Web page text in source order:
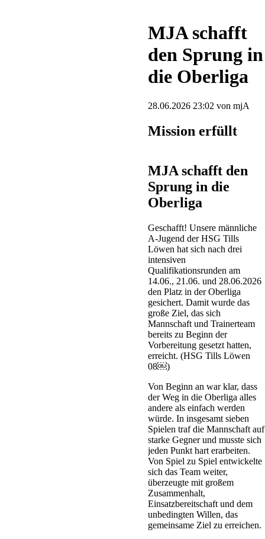
MJA schafft
den Sprung in
die Oberliga
28.06.2026 23:02 von mjA
Mission erfüllt
MJA schafft den
Sprung in die
Oberliga
Geschafft! Unsere männliche
A-Jugend der HSG Tills
Löwen hat sich nach drei
intensiven
Qualifikationsrunden am
14.06., 21.06. und 28.06.2026
den Platz in der Oberliga
gesichert. Damit wurde das
große Ziel, das sich
Mannschaft und Trainerteam
bereits zu Beginn der
Vorbereitung gesetzt hatten,
erreicht. (HSG Tills Löwen
08⁠￼)
Von Beginn an war klar, dass
der Weg in die Oberliga alles
andere als einfach werden
würde. In insgesamt sieben
Spielen traf die Mannschaft auf
starke Gegner und musste sich
jeden Punkt hart erarbeiten.
Von Spiel zu Spiel entwickelte
sich das Team weiter,
überzeugte mit großem
Zusammenhalt,
Einsatzbereitschaft und dem
unbedingten Willen, das
gemeinsame Ziel zu erreichen.